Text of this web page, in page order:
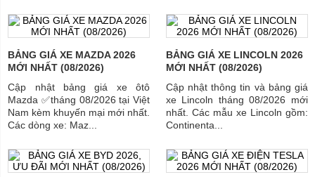
BẢNG GIÁ XE MAZDA 2026
MỚI NHẤT (08/2026)
Cập nhật bảng giá xe ôtô
Mazda ✅tháng 08/2026 tại Việt
Nam kèm khuyến mại mới nhất.
Các dòng xe: Maz...
BẢNG GIÁ XE LINCOLN 2026
MỚI NHẤT (08/2026)
Cập nhật thông tin và bảng giá
xe Lincoln tháng 08/2026 mới
nhất. Các mẫu xe Lincoln gồm:
Continenta...